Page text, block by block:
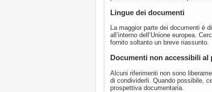
Lingue dei documenti
La maggior parte dei documenti è
all’interno dell’Unione europea.
fornito soltanto un breve riassunto.
Documenti non accessibili al
Alcuni riferimenti non sono
di condividerli. Quando possibile,
prospettiva documentaria.